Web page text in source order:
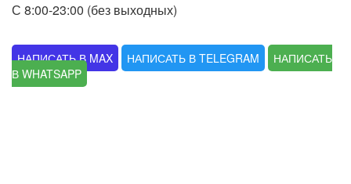
С 8:00-23:00 (без выходных)
НАПИСАТЬ В MAX НАПИСАТЬ В TELEGRAM
НАПИСАТЬ
В WHATSAPP